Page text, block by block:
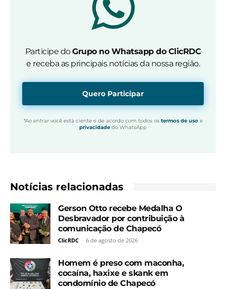
Participe doGrupo no Whatsapp do ClicRDC
e receba as principais notícias da nossa região.
Quero Participar
*Ao entrar você está ciente e de acordo com todos os termos de usoe
privacidade do WhatsApp
Notícias relacionadas
Gerson Otto recebe Medalha O
Desbravador por contribuição à
comunicação de Chapecó
ClicRDC - 6 de agosto de 2026
Homem é preso com maconha,
cocaína, haxixe e skank em
condomínio de Chapecó